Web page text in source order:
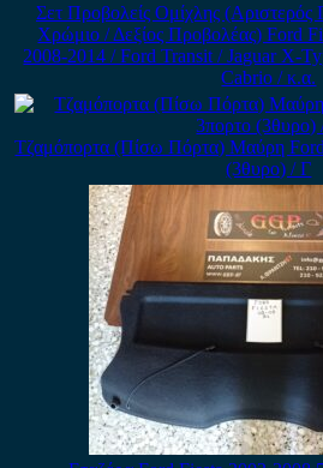
Σετ Προβολείς Ομίχλης
Χρώμιο / Δεξίος Προβολέας) Ford
2008-2014 / Ford Transit / Jaguar X-
Cabrio / κ.α.
Τζαμόπορτα (Πίσω Πόρτα) Μαύρη
(3θυρο) / Γ